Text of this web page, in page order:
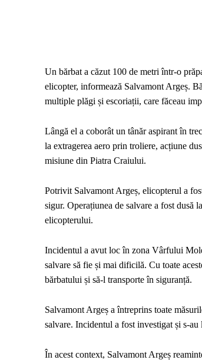
Un bărbat a căzut 100 de metri într-o
elicopter, informează Salvamont Argeș.
multiple plăgi și escoriații, care făceau
Lângă el a coborât un tânăr aspirant în
la extragerea aero prin troliere, acțiune
misiune din Piatra Craiului.
Potrivit Salvamont Argeș, elicopterul a
sigur. Operațiunea de salvare a fost dusă
elicopterului.
Incidentul a avut loc în zona Vârfului
salvare să fie și mai dificilă. Cu toate
bărbatului și să-l transporte în siguranță.
Salvamont Argeș a întreprins toate
salvare. Incidentul a fost investigat și s-
În acest context, Salvamont Argeș